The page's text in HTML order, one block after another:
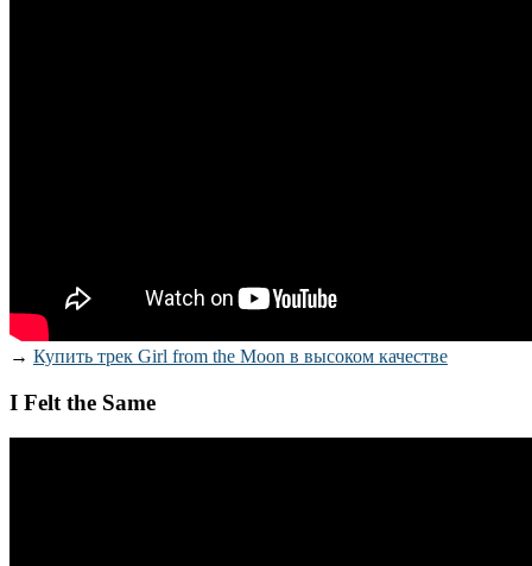
→ Купить трек Girl from the Moon в высоком качестве
I Felt the Same